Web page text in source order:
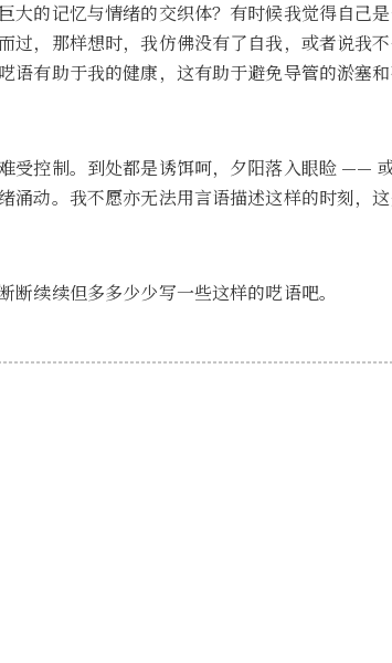
大的记忆与情绪的交织体？有时候我觉得自己
过，那样想时，我仿佛没有了自我，或者说我
语有助于我的健康，这有助于避免导管的淤塞
受控制。到处都是诱饵呵，夕阳落入眼睑 ——
涌动。我不愿亦无法用言语描述这样的时刻，
断续续但多多少少写一些这样的呓语吧。